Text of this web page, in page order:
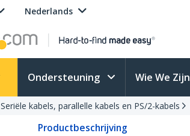
Nederlands
Ondersteuning Wie We Zijn
Seriële kabels, parallelle kabels en PS/2-kabels
Productbeschrijving